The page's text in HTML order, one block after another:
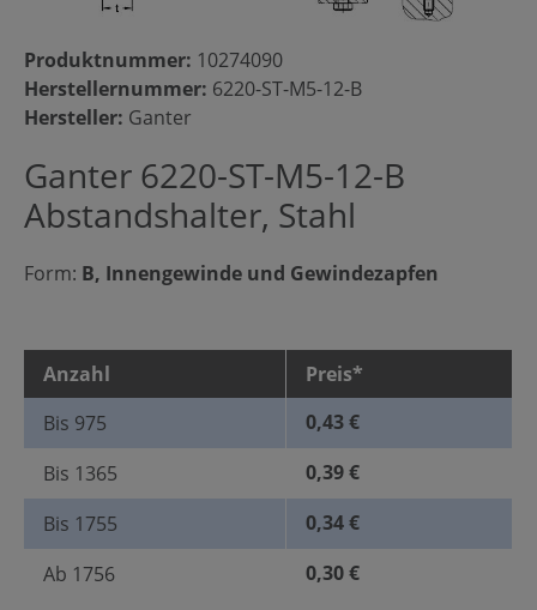
Produktnummer: 10274090
Herstellernummer: 6220-ST-M5-12-B
Hersteller: Ganter
Ganter 6220-ST-M5-12-B
Abstandshalter, Stahl
Form: B, Innengewinde und Gewindezapfen
Anzahl
Preis*
Bis 975
0,43 €
Bis 1365
0,39 €
Bis 1755
0,34 €
Ab 1756 0,30 €